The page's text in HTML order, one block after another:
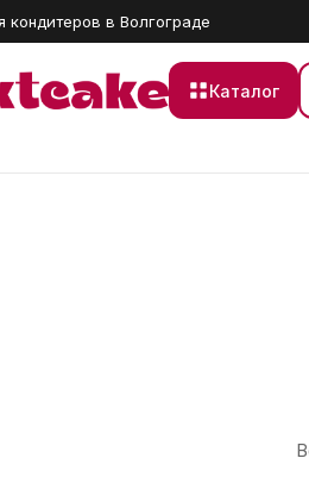
кондитеров в Волгограде
Каталог